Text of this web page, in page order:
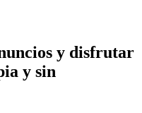
y disfrutar
y sin